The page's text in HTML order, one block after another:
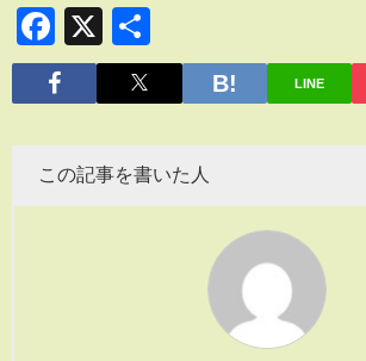
Facebook
X
有
LINE
この記事を書いた人